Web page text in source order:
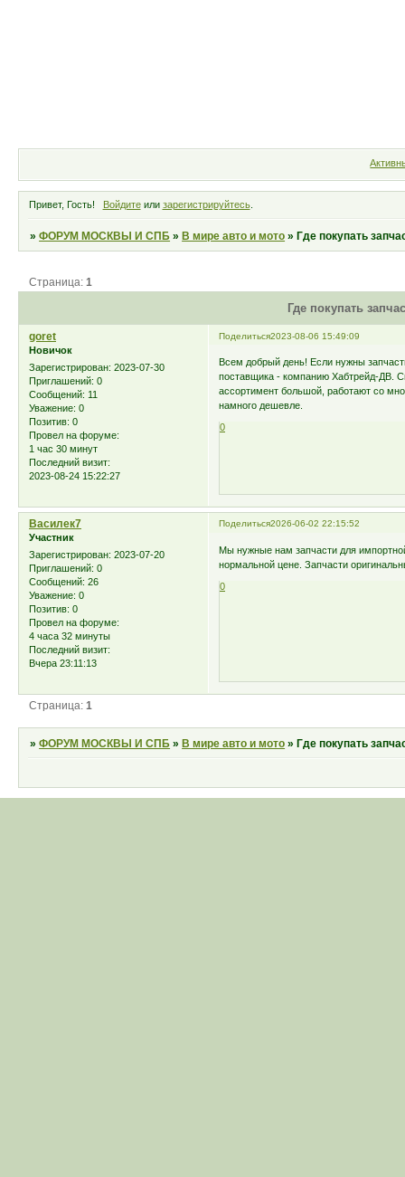
Привет, Гость! Войдитеили зарегистрируйтесь.
»ФОРУМ МОСКВЫ И СПБ »В мире авто и мото »Где покупать
Где покупать
Страница:1
Поделиться2023-08-06 15:49:09
goret
Новичок
Зарегистрирован: 2023-07-30
Приглашений: 0
Сообщений: 11
Уважение: 0
Позитив: 0
Провел на форуме:
1 час 30 минут
Последний визит:
2023-08-24 15:22:27
Всем добрый день! Если нужны
поставщика - компанию Хабтрейд-ДВ.
ассортимент большой, работают со
намного дешевле.
0
Поделиться2026-06-02 22:15:52
Василек7
Участник
Зарегистрирован: 2023-07-20
Приглашений: 0
Сообщений: 26
Уважение: 0
Позитив: 0
Провел на форуме:
4 часа 32 минуты
Последний визит:
Вчера 23:11:13
Мы нужные нам запчасти для
нормальной цене. Запчасти
0
Страница:1
»ФОРУМ МОСКВЫ И СПБ » В мире авто и мото » Где покупать